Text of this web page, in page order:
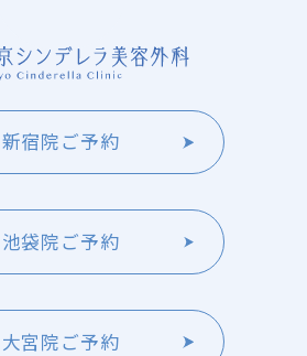
新宿院ご予約
池袋院ご予約
大宮院ご予約